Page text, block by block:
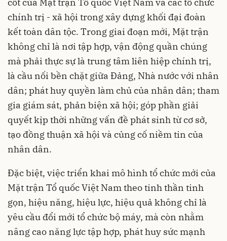
chính trị - xã hội trong xây dựng khối đại đoàn
kết toàn dân tộc. Trong giai đoạn mới, Mặt trận
không chỉ là nơi tập hợp, vận động quần chúng
mà phải thực sự là trung tâm liên hiệp chính trị,
là cầu nối bền chặt giữa Đảng, Nhà nước với nhân
dân; phát huy quyền làm chủ của nhân dân; tham
gia giám sát, phản biện xã hội; góp phần giải
quyết kịp thời những vấn đề phát sinh từ cơ sở,
tạo đồng thuận xã hội và củng cố niềm tin của
nhân dân.
Đặc biệt, việc triển khai mô hình tổ chức mới của
Mặt trận Tổ quốc Việt Nam theo tinh thần tinh
gọn, hiệu năng, hiệu lực, hiệu quả không chỉ là
yêu cầu đổi mới tổ chức bộ máy, mà còn nhằm
nâng cao năng lực tập hợp, phát huy sức mạnh